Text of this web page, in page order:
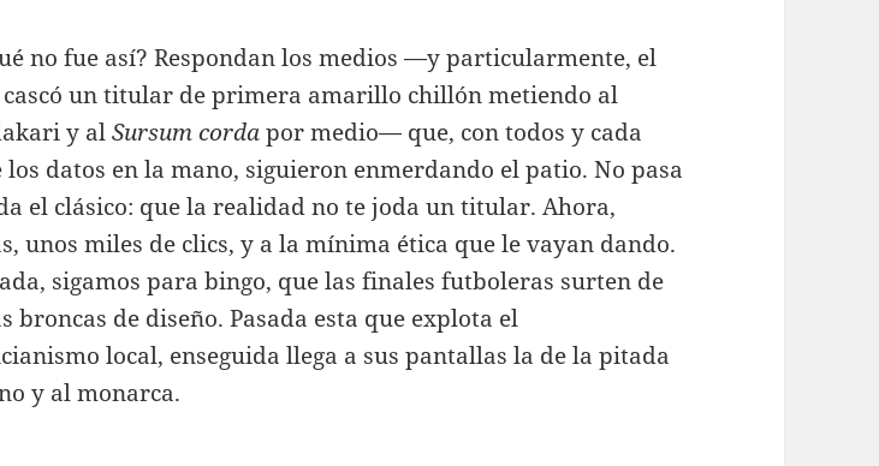
no fue así? Respondan los medios —y particularmente, el
cascó un titular de primera amarillo chillón metiendo al
y alSursum cordapor medio— que, con todos y cada
los datos en la mano, siguieron enmerdando el patio. No pasa
el clásico: que la realidad no te joda un titular. Ahora,
unos miles de clics, y a la mínima ética que le vayan dando.
sigamos para bingo, que las finales futboleras surten de
broncas de diseño. Pasada esta que explota el
local, enseguida llega a sus pantallas la de la pitada
y al monarca.